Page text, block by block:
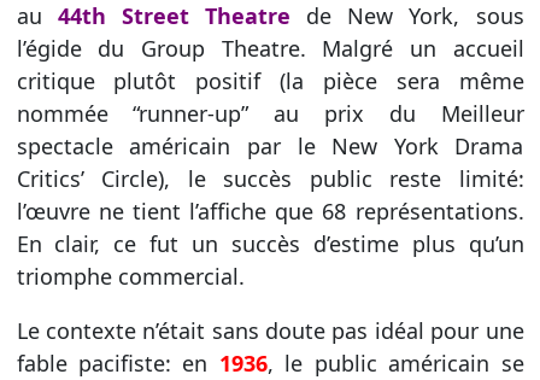
au 44th Street Theatre de New York, sous
l’égide du Group Theatre. Malgré un accueil
critique plutôt positif (la pièce sera même
nommée “runner-up” au prix du Meilleur
spectacle américain par le New York Drama
Critics’ Circle), le succès public reste limité:
l’œuvre ne tient l’affiche que 68 représentations.
En clair, ce fut un succès d’estime plus qu’un
triomphe commercial.
Le contexte n’était sans doute pas idéal pour une
fable pacifiste: en 1936, le public américain se